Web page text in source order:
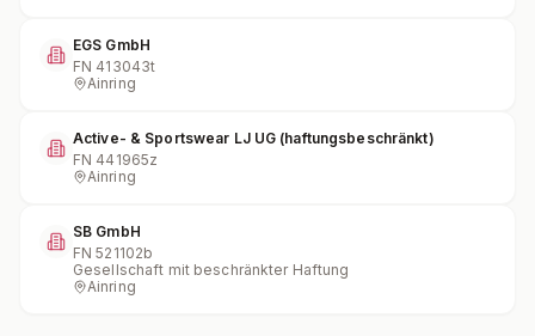
EGS GmbH
FN 413043t
Ainring
Active- & Sportswear LJ UG (haftungsbeschränkt)
FN 441965z
Ainring
SB GmbH
FN521102b
Gesellschaft mit beschränkter Haftung
Ainring